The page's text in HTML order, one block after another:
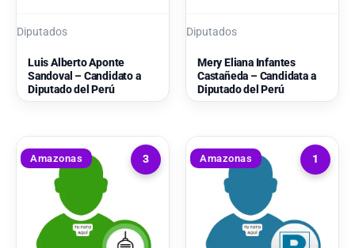
Diputados
Luis Alberto Aponte
Sandoval – Candidato a
Diputado del Perú
Diputados
Mery Eliana Infantes
Castañeda – Candidata a
Diputado del Perú
3
Amazonas 1
Amazonas